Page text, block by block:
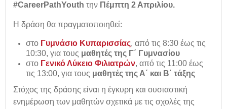
#CareerPathYouth την Πέμπτη 2 Απριλίου.
Η δράση θα πραγματοποιηθεί:
στο Γυμνάσιο Κυπαρισσίας, από τις 8:30 έως τις
10:30, για τους μαθητές της Γ΄ Γυμνασίου
στο Γενικό Λύκειο Φιλιατρών, από τις 11:00 έως
τις 13:00, για τους μαθητές της Α΄ και Β΄ τάξης
Στόχος της δράσης είναι η έγκυρη και ουσιαστική
ενημέρωση των μαθητών σχετικά με τις σχολές της